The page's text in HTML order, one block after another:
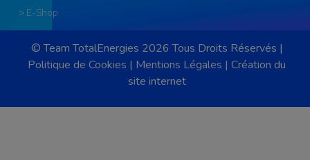
> E-Shop
© Team TotalEnergies 2026 Tous Droits Réservés |
Politique de Cookies | Mentions Légales | Création du
site internet